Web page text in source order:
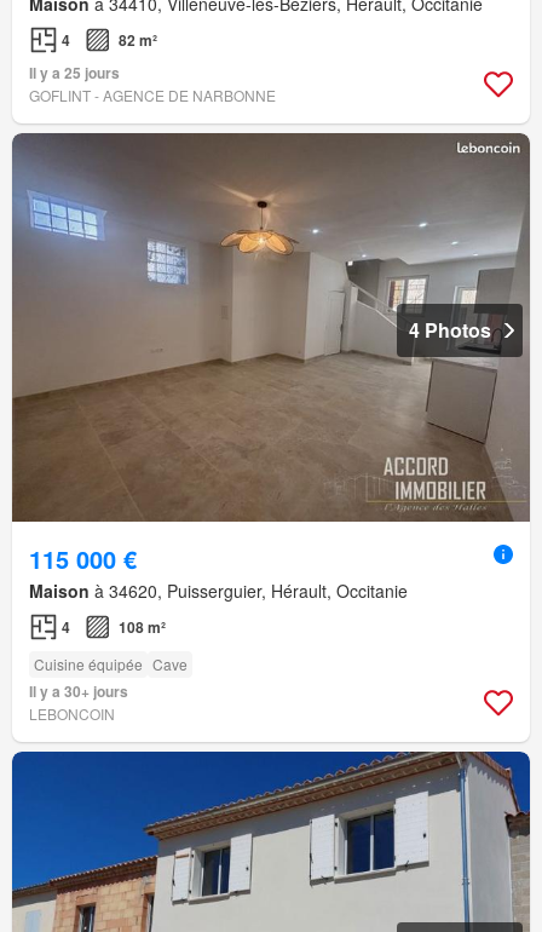
4
82 m²
Il y a 25 jours
GOFLINT - AGENCE DE NARBONNE
4 Photos
115 000 €
Maison à 34620, Puisserguier, Hérault, Occitanie
4 108 m²
Cuisine équipée Cave
Il y a 30+ jours
LEBONCOIN